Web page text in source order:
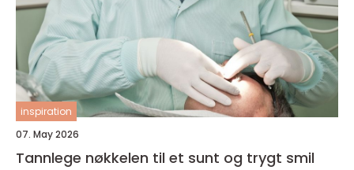
inspiration
07. May 2026
Tannlege nøkkelen til et sunt og trygt smil